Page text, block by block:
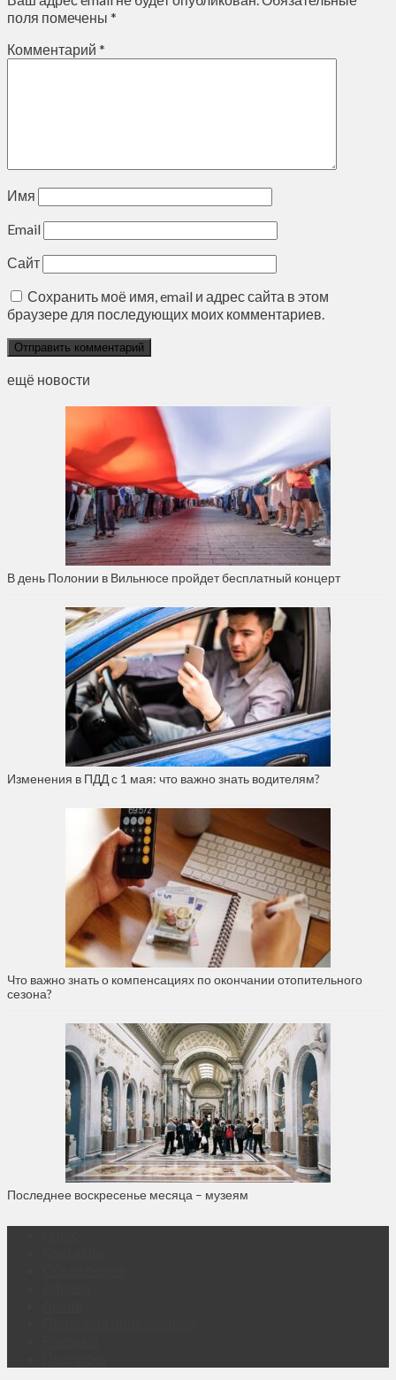
поля помечены *
Комментарий *
Имя
Email
Сайт
Сохранить моё имя, email и адрес сайта в этом
браузере для последующих моих комментариев.
ещё новости
В день Полонии в Вильнюсе пройдет бесплатный концерт
Изменения в ПДД с 1 мая: что важно знать водителям?
Что важно знать о компенсациях по окончании отопительного
сезона?
Последнее воскресенье месяца – музеям